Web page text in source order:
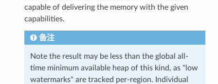
capable of delivering the memory with the given
capabilities.
备注
Note the result may be less than the global all-
time minimum available heap of this kind, as "low
watermarks" are tracked per-region. Individual